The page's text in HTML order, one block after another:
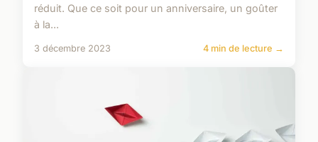
réduit. Que ce soit pour un anniversaire, un goûter
à la...
3 décembre 2023 4 min de lecture →